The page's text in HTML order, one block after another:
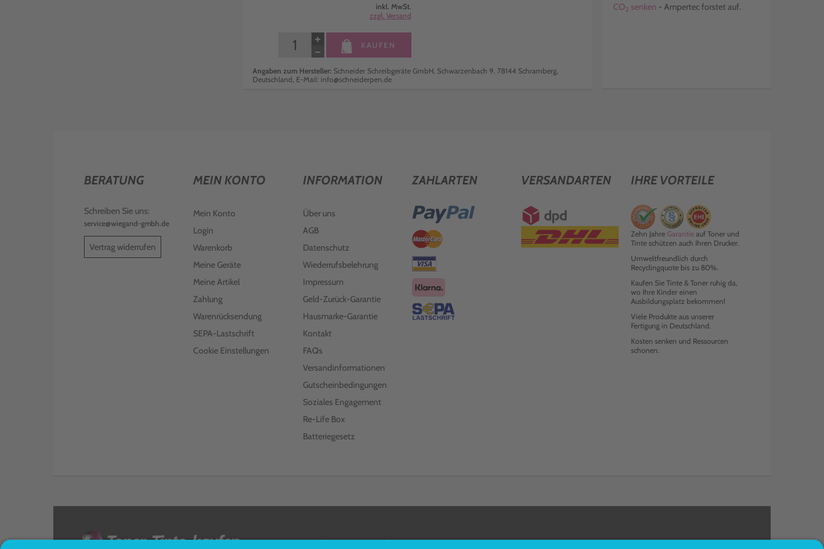
inkl. MwSt.
zzgl. Versand
−
+ KAUFEN
Angaben zum Hersteller: Schneider Schreibgeräte GmbH, Schwarzenbach 9, 78144 Schramberg,
Deutschland, E-Mail: info@schneiderpen.de
CO2 senken - Ampertec forstet auf.
BERATUNG
Schreiben Sie uns:
service@wiegand-gmbh.de
Vertrag widerrufen
MEIN KONTO
Mein Konto
Login
Warenkorb
Meine Geräte
Meine Artikel
Zahlung
Warenrücksendung
SEPA-Lastschrift
Cookie Einstellungen
INFORMATION
Über uns
AGB
Datenschutz
Wiederrufsbelehrung
Impressum
Geld-Zurück-Garantie
Hausmarke-Garantie
Kontakt
FAQs
Versandinformationen
Gutscheinbedingungen
Soziales Engagement
Re-Life Box
Batteriegesetz
ZAHLARTEN VERSANDARTEN IHRE VORTEILE
Zehn Jahre Garantieauf Toner und
Tinte schützen auch Ihren Drucker.
Umweltfreundlich durch
Recyclingquote bis zu 80%.
Kaufen Sie Tinte & Toner ruhig da,
wo Ihre Kinder einen
Ausbildungsplatz bekommen!
Viele Produkte aus unserer
Fertigung in Deutschland.
Kosten senken und Ressourcen
schonen.
< FOLGEN SIE UNS